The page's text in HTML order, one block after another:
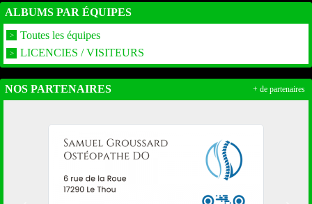
ALBUMS PAR ÉQUIPES
Toutes les équipes
LICENCIES / VISITEURS
NOS PARTENAIRES + de partenaires